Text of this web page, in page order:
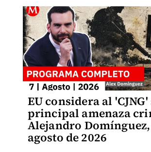
EU considera al 'CJNG'
principal amenaza
Alejandro Domínguez,
agosto de 2026